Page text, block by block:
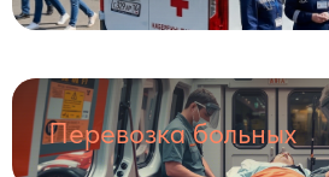
Перевозка больных